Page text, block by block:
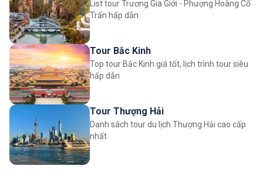
List tour Trương Gia Giới - Phượng Hoàng Cổ
Trấn hấp dẫn
Tour Bắc Kinh
Top tour Bắc Kinh giá tốt, lịch trình tour siêu
hấp dẫn
Tour Thượng Hải
Danh sách tour du lịch Thượng Hải cao cấp
nhất